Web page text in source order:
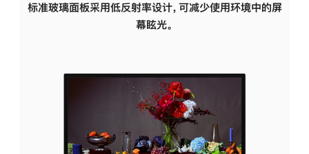
标准玻璃面板采用低反射率设计，可减少使用环境中的屏
幕眩光。